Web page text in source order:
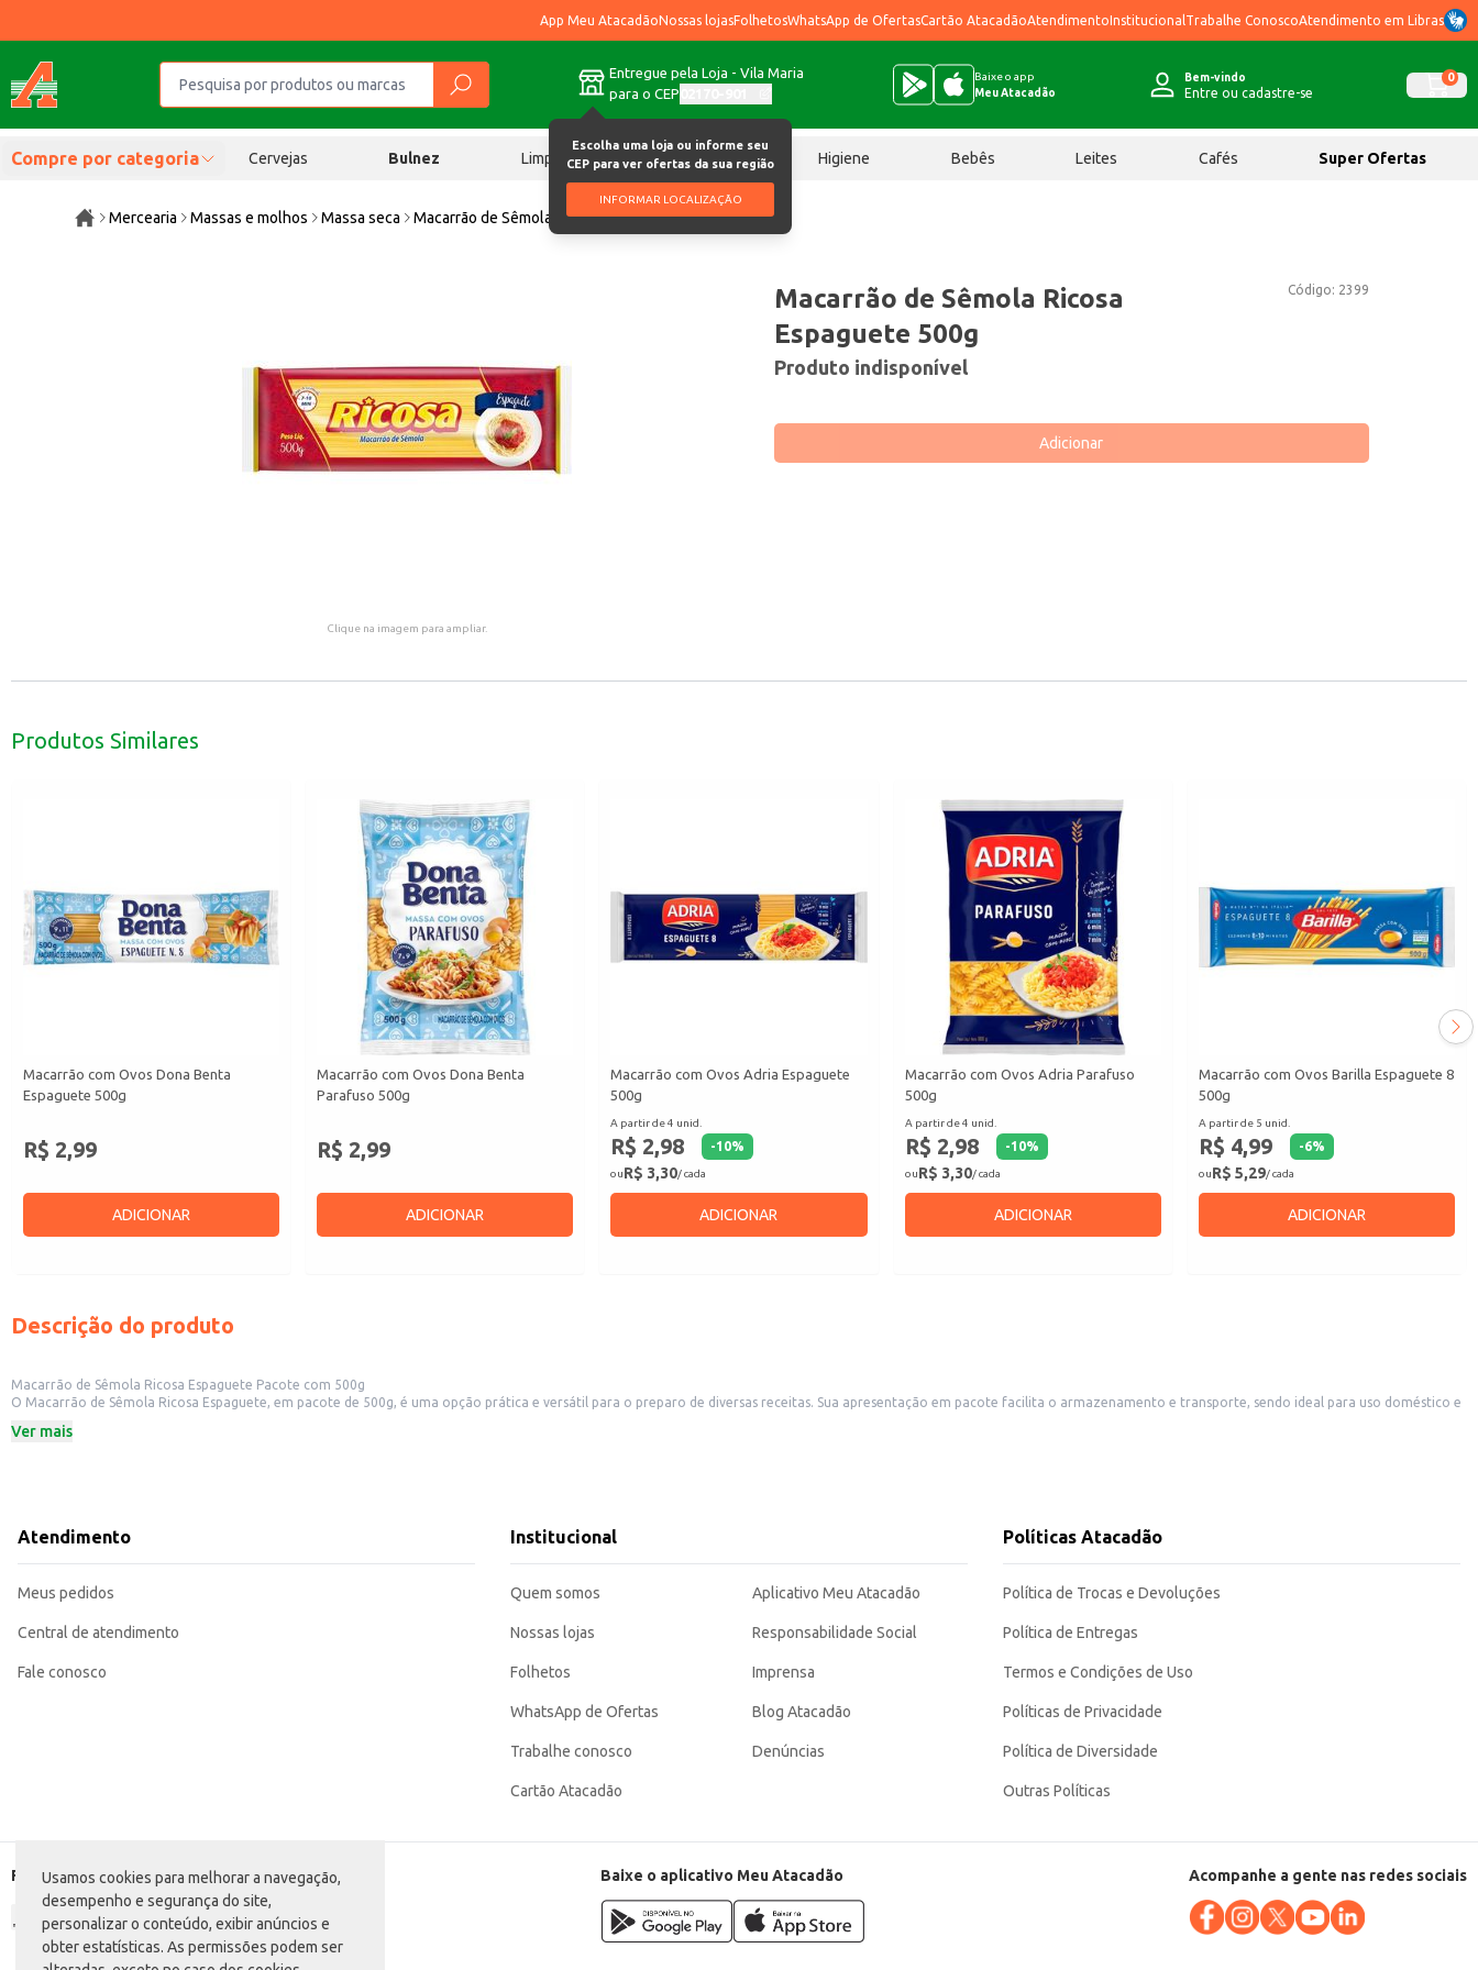
Usamos cookies para melhorar a navegação,
desempenho e segurança do site,
personalizar o conteúdo, exibir anúncios e
obter estatísticas. As permissões podem ser
App Meu AtacadãoNossas lojasFolhetosWhatsApp de OfertasCartão AtacadãoAtendimentoInstitucional Trabalhe ConoscoAtendimento em Libras
Entregue pela Loja - Vila Maria
para o CEP
Escolha uma loja ou informe seu
CEP para ver ofertas da sua região
INFORMAR LOCALIZAÇÃO
Baixe o app
Meu Atacadão
Bem-vindo
Entre ou cadastre-se
0
Compre por categoria Cervejas Bulnez Limpeza Chocolates Higiene Bebês Leites Cafés Super Ofertas
Mercearia Massas e molhos Massa seca Macarrão de Sêmola Ricosa Espaguete 500g
Clique na imagem para ampliar.
Código: 2399
Macarrão de Sêmola Ricosa
Espaguete 500g
Produto indisponível
Adicionar
Produtos Similares
Macarrão com Ovos Dona Benta
Espaguete 500g
R$ 2,99
ADICIONAR
Macarrão com Ovos Dona Benta
Parafuso 500g
R$ 2,99
ADICIONAR
Macarrão com Ovos Adria Espaguete
500g
A partir de 4 unid.
R$ 2,98 -10%
ouR$ 3,30/ cada
ADICIONAR
Macarrão com Ovos Adria Parafuso
500g
A partir de 4 unid.
R$ 2,98 -10%
ouR$ 3,30/ cada
ADICIONAR
Macarrão com Ovos Barilla Espaguete 8
500g
A partir de 5 unid.
R$ 4,99 -6%
ouR$ 5,29/ cada
ADICIONAR
Descrição do produto
Macarrão de Sêmola Ricosa Espaguete Pacote com 500g
O Macarrão de Sêmola Ricosa Espaguete, em pacote de 500g, é uma opção prática e versátil para o preparo de diversas receitas. Sua apresentação em pacote facilita o armazenamento e transporte, sendo ideal para uso doméstico e
Dicas de uso:
O Macarrão de Sêmola Ricosa Espaguete oferece um bom rendimento e é uma escolha adequada para quem busca praticidade e qualidade na hora de preparar uma refeição saborosa e rápida. Sua consistência e sabor agradam a
diversos paladares.
Marca: Ricosa
Categoria: Massa seca
EAN: 7896593400715
Ver mais
Atendimento
Meus pedidos
Central de atendimento
Fale conosco
Institucional
Quem somos
Nossas lojas
Folhetos
WhatsApp de Ofertas
Trabalhe conosco
Cartão Atacadão
Aplicativo Meu Atacadão
Responsabilidade Social
Imprensa
Blog Atacadão
Denúncias
Políticas Atacadão
Política de Trocas e Devoluções
Política de Entregas
Termos e Condições de Uso
Políticas de Privacidade
Política de Diversidade
Outras Políticas
Formas de pagamento Baixe o aplicativo Meu Atacadão Acompanhe a gente nas redes sociais